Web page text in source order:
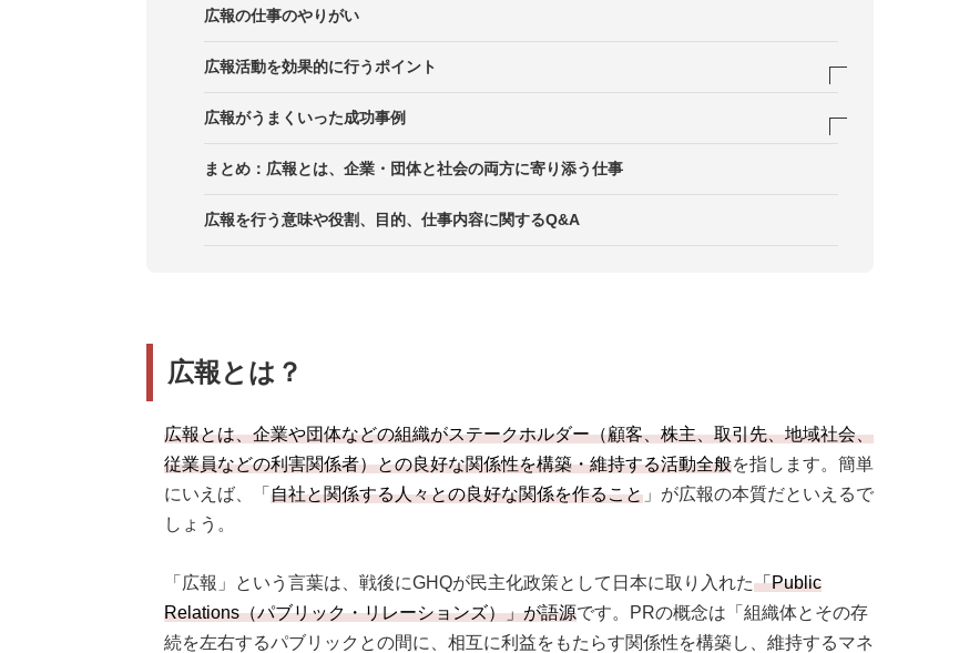
広報の役割4．経営者に課題を伝えて変革を促す
広報の役割5. ブランディングに即した企業文化を醸成する
広報の仕事2．メディア関係者への対応
広報の仕事3．社員の発信についてのチェック
広報の仕事4．自社メディアやSNSを活用したコミュニケーション
広報の仕事5．社員に対するフォローや情報発信
広報の仕事のやりがい
広報活動を効果的に行うポイント
目的と判断基準を先に決め、関係者の合意形成コストを下げる
一次情報（数字・根拠・引用可否）を整え、取材対応まで設計する
社内連携を仕組み化にして属人化を防ぐ
広報がうまくいった成功事例
【BtoB】企業・団体向けのSNS運用やセミナー開催を検討
【スタートアップ】事業のフェーズに応じた広報活動で認知を広める
【スポーツマーケティング】トレンドを意識したコラボ企画も有用
まとめ：広報とは、企業・団体と社会の両方に寄り添う仕事
広報を行う意味や役割、目的、仕事内容に関するQ&A
広報とは？
広報とは、企業や団体などの組織がステークホルダー（顧客、株主、取引先、地域社会、
従業員などの利害関係者）との良好な関係性を構築・維持する活動全般を指します。簡単
にいえば、「 自社と関係する人々との良好な関係を作ること 」が広報の本質だといえるで
しょう。
「広報」という言葉は、戦後にGHQが民主化政策として日本に取り入れた「Public
Relations（パブリック・リレーションズ）」が語源です。PRの概念は「組織体とその存
続を左右するパブリックとの間に、相互に利益をもたらす関係性を構築し、維持するマネ